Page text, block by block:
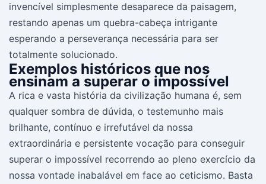
invencível simplesmente desaparece da paisagem,
restando apenas um quebra-cabeça intrigante
esperando a perseverança necessária para ser
totalmente solucionado.
Exemplos históricos que nos
ensinam a superar o impossível
A rica e vasta história da civilização humana é, sem
qualquer sombra de dúvida, o testemunho mais
brilhante, contínuo e irrefutável da nossa
extraordinária e persistente vocação para conseguir
superar o impossível recorrendo ao pleno exercício da
nossa vontade inabalável em face ao ceticismo. Basta